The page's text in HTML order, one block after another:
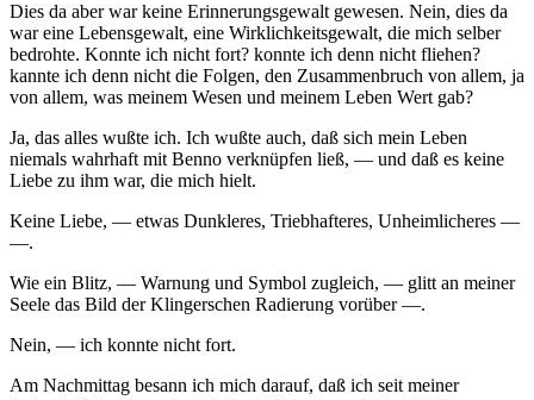
Dies da aber war keine Erinnerungsgewalt gewesen. Nein, dies da
war eine Lebensgewalt, eine Wirklichkeitsgewalt, die mich selber
bedrohte. Konnte ich nicht fort? konnte ich denn nicht fliehen?
kannte ich denn nicht die Folgen, den Zusammenbruch von allem, ja
von allem, was meinem Wesen und meinem Leben Wert gab?
Ja, das alles wußte ich. Ich wußte auch, daß sich mein Leben
niemals wahrhaft mit Benno verknüpfen ließ, — und daß es keine
Liebe zu ihm war, die mich hielt.
Keine Liebe, — etwas Dunkleres, Triebhafteres, Unheimlicheres —
—.
Wie ein Blitz, — Warnung und Symbol zugleich, — glitt an meiner
Seele das Bild der Klingerschen Radierung vorüber —.
Nein, — ich konnte nicht fort.
Am Nachmittag besann ich mich darauf, daß ich seit meiner